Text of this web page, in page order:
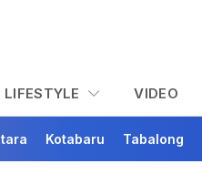
LIFESTYLE VIDEO
Kotabaru Tabalong